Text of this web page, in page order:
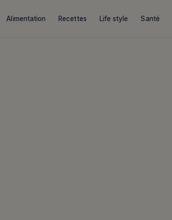
Alimentation Recettes Life style Santé